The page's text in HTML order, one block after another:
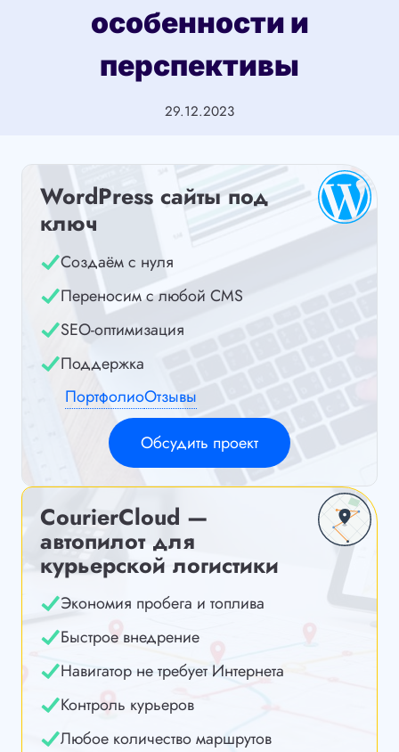
особенности и
перспективы
29.12.2023
WordPress сайты под
ключ
Создаём с нуля
Переносим с любой CMS
SEO-оптимизация
Поддержка
ПортфолиоОтзывы
Обсудить проект
CourierCloud —
автопилот для
курьерской логистики
Экономия пробега и топлива
Быстрое внедрение
Навигатор не требует Интернета
Контроль курьеров
Любое количество маршрутов